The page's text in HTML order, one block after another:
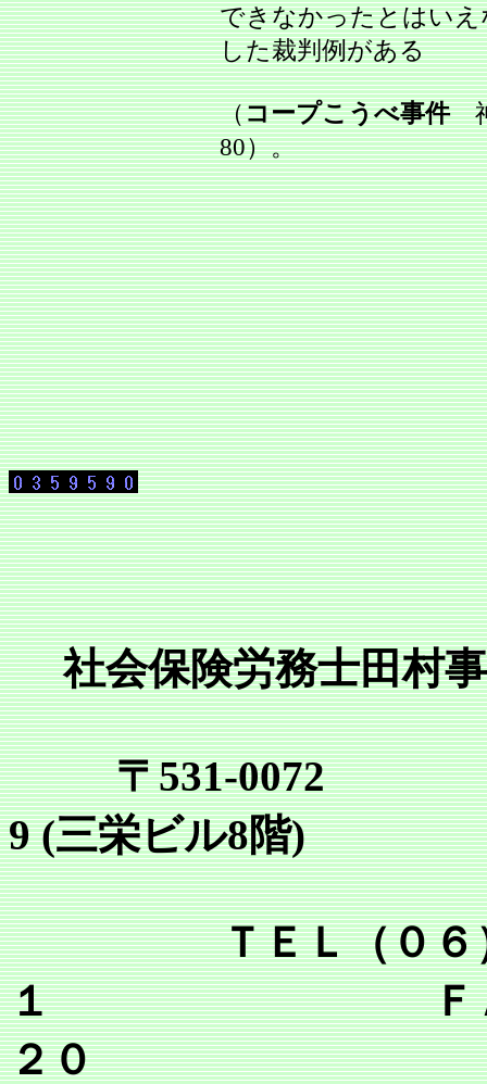
できなかったとはい
した裁判例がある
（コープこうべ事件神
80）。
社会保険労務士田村
〒531-0072 大
9 (三栄ビル8階)
ＴＥＬ（０６）６
１ ＦＡＸ（０
２０